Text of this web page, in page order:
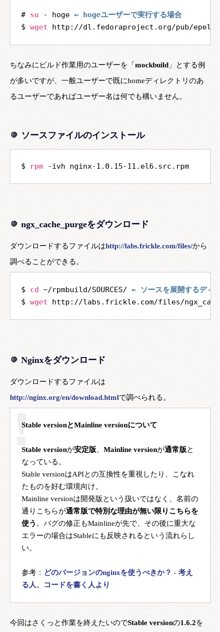
# su - hoge ← hogeユーザーで実行する場合
$ wget
ちなみにビルド作業用のユーザーを「 mockbuild 」とする例
が多いですが、一般ユーザーで既にhomeディレクトリのあ
るユーザーであればユーザー名は何でも構いません。
ソースファイルのインストール
$ rpm
ngx_cache_purgeをダウンロード
ダウンロードするファイルはhttp://labs.frickle.com/files/から
調べることができる。
$ cd ~/rpmbuild/SOURCES/ ← ソースを展開するディ
$ wget
Nginxをダウンロード
ダウンロードするファイルは
http://nginx.org/en/download.htmlで調べられる。
Stable versionとMainline versionについて
Stable versionが安定版、 Mainline versionが通常版と
なっている。
Stable versionはAPIとの互換性を重視したり、こなれ
たものを好む環境向け。
Mainline versionは開発版という扱いではなく、名前の
通りこちらが通常版で特別な理由が無い限りこちらを
使う 。バグの修正もMainlineが先で、その後に重大な
エラーの場合はStableにも反映されるという流れらし
い。
参考： どのバージョンのnginxを使うべきか？ - 考え
る人、コードを書く人より
今回はさくっと作業を終えたいのでStable versionの1.6.2を